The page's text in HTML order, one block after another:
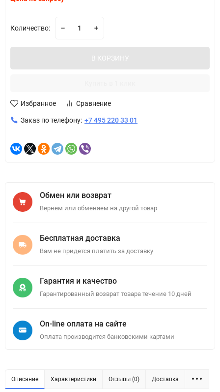
Количество:
В КОРЗИНУ
Избранное Сравнение
Заказ по телефону: +7 495 220 33 01
Обмен или возврат
Вернем или обменяем на другой товар
Бесплатная доставка
Вам не придется платить за доставку
Гарантия и качество
Гарантированный возврат товара течение 10 дней
On-line оплата на сайте
Оплата производится банковскими картами
Описание Характеристики Отзывы (0) Доставка